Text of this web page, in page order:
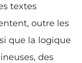
textes
outre les
que la logique
des